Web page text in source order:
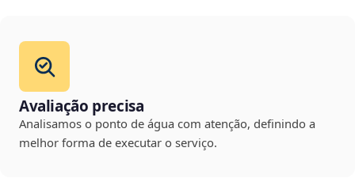
Avaliação precisa
Analisamos o ponto de água com atenção, definindo a
melhor forma de executar o serviço.